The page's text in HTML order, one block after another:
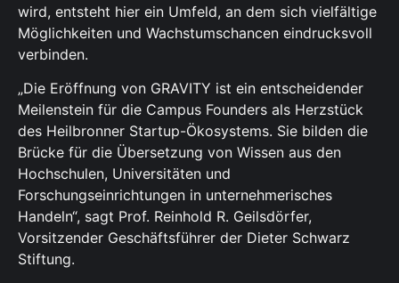
wird, entsteht hier ein Umfeld, an dem sich vielfältige
Möglichkeiten und Wachstumschancen eindrucksvoll
verbinden.
„Die Eröffnung von GRAVITY ist ein entscheidender
Meilenstein für die Campus Founders als Herzstück
des Heilbronner Startup-Ökosystems. Sie bilden die
Brücke für die Übersetzung von Wissen aus den
Hochschulen, Universitäten und
Forschungseinrichtungen in unternehmerisches
Handeln“, sagt Prof. Reinhold R. Geilsdörfer,
Vorsitzender Geschäftsführer der Dieter Schwarz
Stiftung.